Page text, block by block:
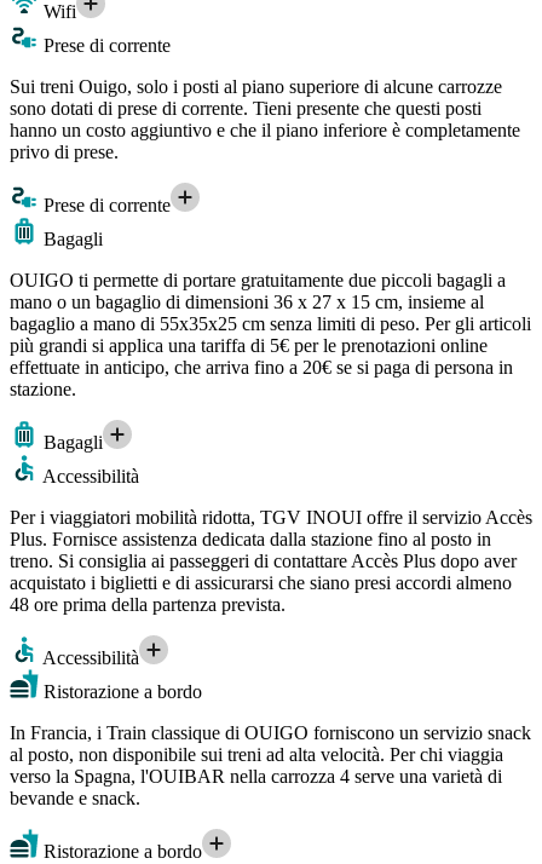
Wifi
Prese di corrente
Sui treni Ouigo, solo i posti al piano superiore di alcune carrozze
sono dotati di prese di corrente. Tieni presente che questi posti
hanno un costo aggiuntivo e che il piano inferiore è completamente
privo di prese.
Prese di corrente
Bagagli
OUIGO ti permette di portare gratuitamente due piccoli bagagli a
mano o un bagaglio di dimensioni 36 x 27 x 15 cm, insieme al
bagaglio a mano di 55x35x25 cm senza limiti di peso. Per gli articoli
più grandi si applica una tariffa di 5€ per le prenotazioni online
effettuate in anticipo, che arriva fino a 20€ se si paga di persona in
stazione.
Bagagli
Accessibilità
Per i viaggiatori mobilità ridotta, TGV INOUI offre il servizio Accès
Plus. Fornisce assistenza dedicata dalla stazione fino al posto in
treno. Si consiglia ai passeggeri di contattare Accès Plus dopo aver
acquistato i biglietti e di assicurarsi che siano presi accordi almeno
48 ore prima della partenza prevista.
Accessibilità
Ristorazione a bordo
In Francia, i Train classique di OUIGO forniscono un servizio snack
al posto, non disponibile sui treni ad alta velocità. Per chi viaggia
verso la Spagna, l'OUIBAR nella carrozza 4 serve una varietà di
bevande e snack.
Ristorazione a bordo